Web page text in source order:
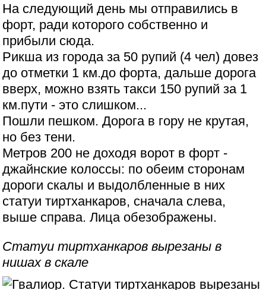
На следующий день мы отправились в
форт, ради которого собственно и
прибыли сюда.
Рикша из города за 50 рупий (4 чел) довез
до отметки 1 км.до форта, дальше дорога
вверх, можно взять такси 150 рупий за 1
км.пути - это слишком...
Пошли пешком. Дорога в гору не крутая,
но без тени.
Метров 200 не доходя ворот в форт -
джайнские колоссы: по обеим сторонам
дороги скалы и выдолбленные в них
статуи тиртханкаров, сначала слева,
выше справа. Лица обезображены.
Статуи тиртханкаров вырезаны в
нишах в скале